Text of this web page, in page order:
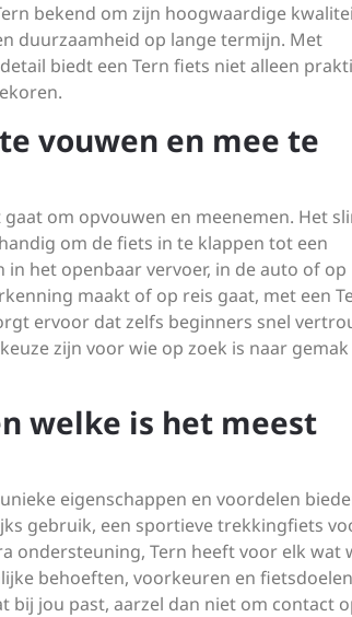
bekend om zijn hoogwaardige
duurzaamheid op lange termijn. Met
biedt een Tern fiets niet alleen
vouwen en mee te
om opvouwen en meenemen. Het
om de fiets in te klappen tot een
het openbaar vervoer, in de auto of op
maakt of op reis gaat, met een
ervoor dat zelfs beginners snel
zijn voor wie op zoek is naar gemak
welke is het meest
eigenschappen en voordelen
gebruik, een sportieve trekkingfiets
ondersteuning, Tern heeft voor elk wat
behoeften, voorkeuren en
bij jou past, aarzel dan niet om contact